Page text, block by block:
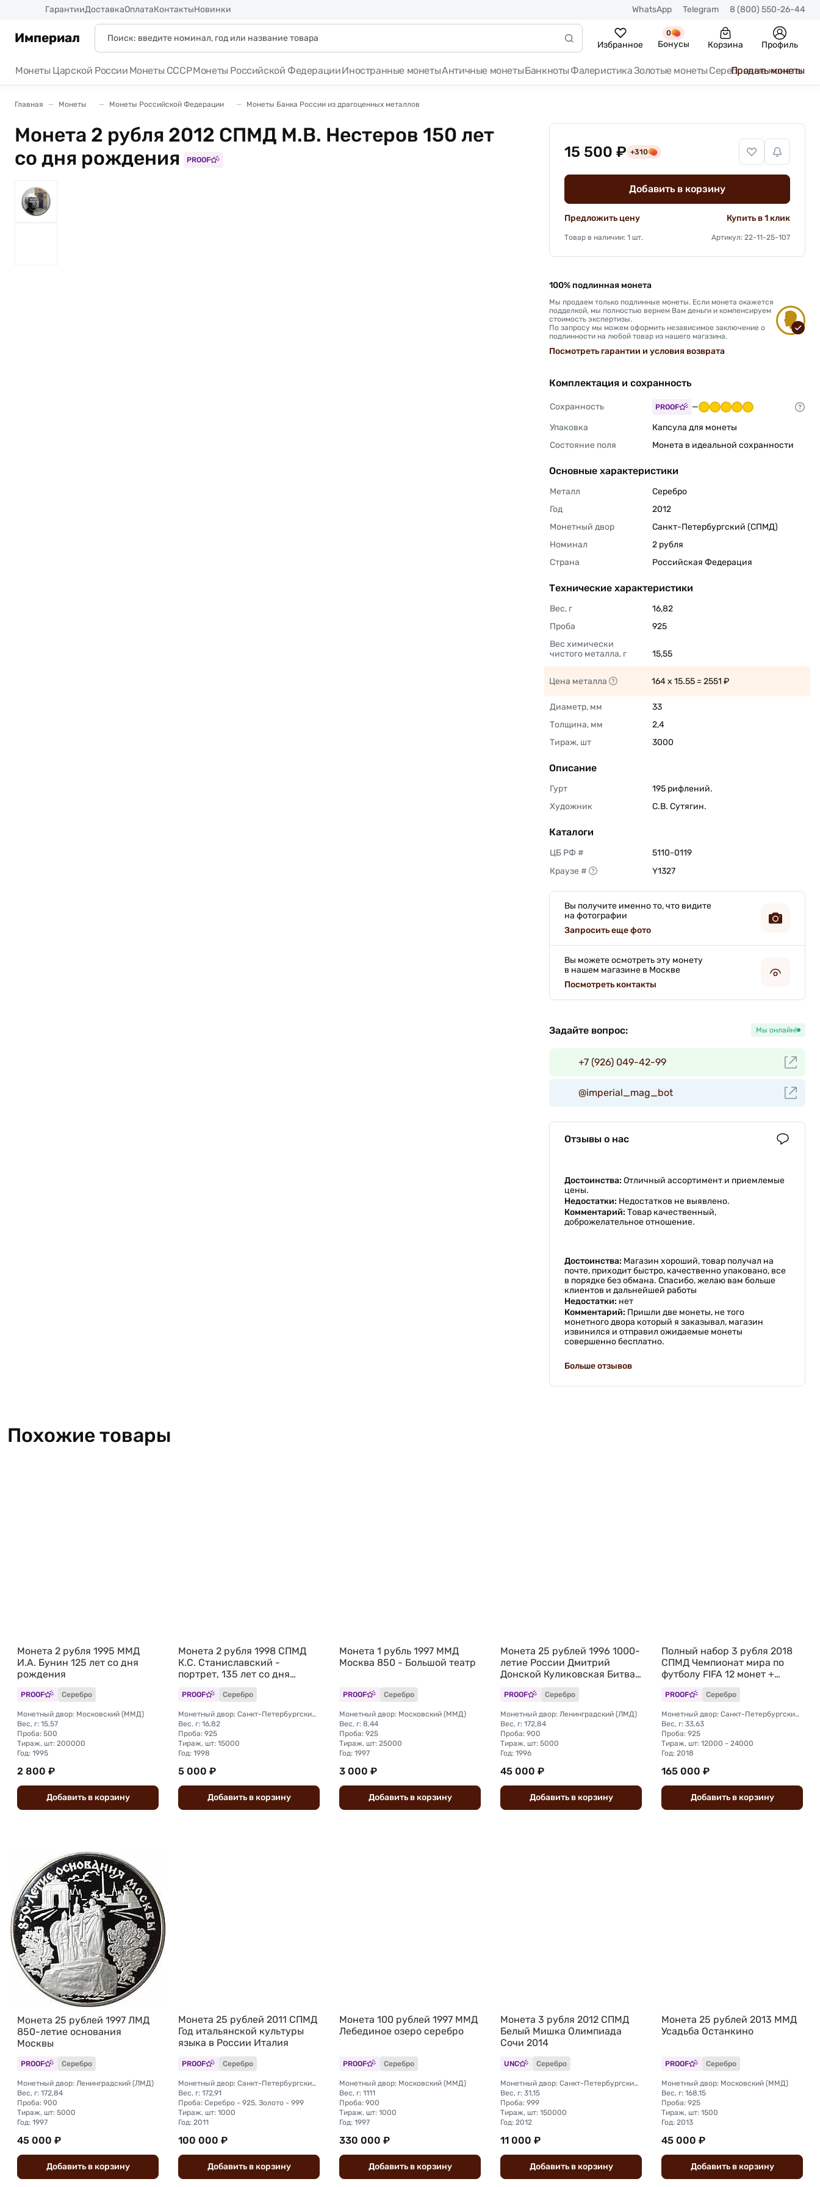
ГарантииДоставкаОплатаКонтактыНовинки WhatsApp Telegram 8 (800) 550-26-44
Империал Избранное
0
Бонусы Корзина Профиль
Монеты Царской России Монеты СССРМонеты Российской ФедерацииИностранные монетыАнтичные монетыБанкноты ФалеристикаЗолотые монеты Серебряные монеты
Продать монеты
Главная Монеты Монеты Российской Федерации Монеты Банка России из драгоценных металлов
Монета 2 рубля 2012 СПМД М.В. Нестеров 150 лет
со дня рождения
PROOF 15 500 ₽ +310
Добавить в корзину
Предложить цену Купить в 1 клик
Товар в наличии: 1 шт. Артикул: 22-11-25-107
100% подлинная монета
Мы продаем только подлинные монеты. Если монета окажется
подделкой, мы полностью вернем Вам деньги и компенсируем
стоимость экспертизы.
По запросу мы можем оформить независимое заключение о
подлинности на любой товар из нашего магазина.
Посмотреть гарантии и условия возврата
Комплектация и сохранность
Сохранность PROOF
—
Упаковка
Капсула для монеты
Состояние поля
Монета в идеальной сохранности
Основные характеристики
Металл
Серебро
Год
2012
Монетный двор
Санкт-Петербургский (СПМД)
Номинал
2 рубля
Страна
Российская Федерация
Технические характеристики
Вес, г
16,82
Проба
925
Вес химически
чистого металла, г
15,55
Цена металла 164 x 15.55 = 2551 ₽
Диаметр, мм
33
Толщина, мм
2,4
Тираж, шт
3000
Описание
Гурт
195 рифлений.
Художник
С.В. Сутягин.
Каталоги
ЦБ РФ #
5110-0119
Краузе #
Y1327
Вы получите именно то, что видите
на фотографии
Запросить еще фото
Вы можете осмотреть эту монету
в нашем магазине в Москве
Посмотреть контакты
Задайте вопрос: Мы онлайн!
+7 (926) 049-42-99
@imperial_mag_bot
Отзывы о нас
Достоинства: Отличный ассортимент и приемлемые
цены.
Недостатки: Недостатков не выявлено.
Комментарий: Товар качественный,
доброжелательное отношение.
Достоинства: Магазин хороший, товар получал на
почте, приходит быстро, качественно упаковано, все
в порядке без обмана. Спасибо, желаю вам больше
клиентов и дальнейшей работы
Недостатки: нет
Комментарий: Пришли две монеты, не того
монетного двора который я заказывал, магазин
извинился и отправил ожидаемые монеты
совершенно бесплатно.
Больше отзывов
Похожие товары
Монета 2 рубля 1995 ММД
И.А. Бунин 125 лет со дня
рождения
PROOF Серебро
Монетный двор: Московский (ММД)
Вес, г: 15,57
Проба: 500
Тираж, шт: 200000
Год: 1995
2 800 ₽
Добавить вкорзину
Монета 2 рубля 1998 СПМД
К.С. Станиславский -
портрет, 135 лет со дня
рождения
PROOF Серебро
Монетный двор: Санкт-Петербургский (СПМД)
Вес, г: 16,82
Проба: 925
Тираж, шт: 15000
Год: 1998
5 000 ₽
Добавить вкорзину
Монета 1 рубль 1997 ММД
Москва 850 - Большой театр
PROOF Серебро
Монетный двор: Московский (ММД)
Вес, г: 8,44
Проба: 925
Тираж, шт: 25000
Год: 1997
3 000 ₽
Добавить вкорзину
Монета 25 рублей 1996 1000-
летие России Дмитрий
Донской Куликовская Битва
PROOF Серебро
Монетный двор: Ленинградский (ЛМД)
Вес, г: 172,84
Проба: 900
Тираж, шт: 5000
Год: 1996
45 000 ₽
Добавить вкорзину
Полный набор 3 рубля 2018
СПМД Чемпионат мира по
футболу FIFA 12 монет +
PROOF Серебро
Монетный двор: Санкт-Петербургский (СПМД)
Вес, г: 33,63
Проба: 925
Тираж, шт: 12000 - 24000
Год: 2018
165 000 ₽
Добавить вкорзину
Монета 25 рублей 1997 ЛМД
850-летие основания
Москвы
PROOF Серебро
Монетный двор: Ленинградский (ЛМД)
Вес, г: 172,84
Проба: 900
Тираж, шт: 5000
Год: 1997
45 000 ₽
Добавить вкорзину
Монета 25 рублей 2011 СПМД
Год итальянской культуры
языка в России Италия
PROOF Серебро
Монетный двор: Санкт-Петербургский (СПМД)
Вес, г: 172,91
Проба: Серебро - 925, Золото - 999
Тираж, шт: 1000
Год: 2011
100 000 ₽
Добавить вкорзину
Монета 100 рублей 1997 ММД
Лебединое озеро серебро
PROOF Серебро
Монетный двор: Московский (ММД)
Вес, г: 1111
Проба: 900
Тираж, шт: 1000
Год: 1997
330 000 ₽
Добавить вкорзину
Монета 3 рубля 2012 СПМД
Белый Мишка Олимпиада
Сочи 2014
UNC Серебро
Монетный двор: Санкт-Петербургский (СПМД)
Вес, г: 31,15
Проба: 999
Тираж, шт: 150000
Год: 2012
11 000 ₽
Добавить вкорзину
Монета 25 рублей 2013 ММД
Усадьба Останкино
PROOF Серебро
Монетный двор: Московский (ММД)
Вес, г: 168,15
Проба: 925
Тираж, шт: 1500
Год: 2013
45 000 ₽
Добавить вкорзину